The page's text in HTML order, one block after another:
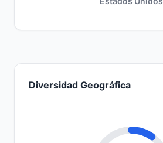
Diversidad Geográfica